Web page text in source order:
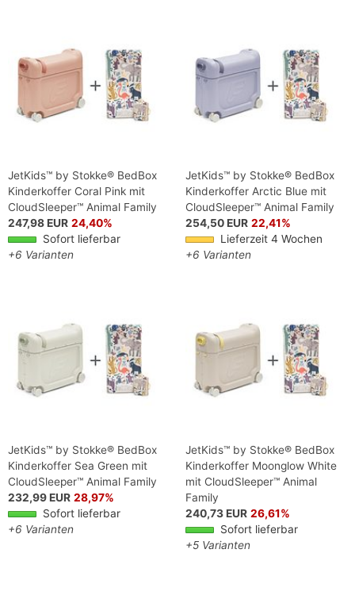
JetKids™ by Stokke® BedBox
Kinderkoffer Coral Pink mit
CloudSleeper™ Animal Family
247,98 EUR 24,40%
Sofort lieferbar
+6 Varianten
JetKids™ by Stokke® BedBox
Kinderkoffer Arctic Blue mit
CloudSleeper™ Animal Family
254,50 EUR 22,41%
Lieferzeit 4 Wochen
+6 Varianten
JetKids™ by Stokke® BedBox
Kinderkoffer Sea Green mit
CloudSleeper™ Animal Family
232,99 EUR 28,97%
Sofort lieferbar
+6 Varianten
JetKids™ by Stokke® BedBox
Kinderkoffer Moonglow White
mit CloudSleeper™ Animal
Family
240,73 EUR 26,61%
Sofort lieferbar
+5 Varianten